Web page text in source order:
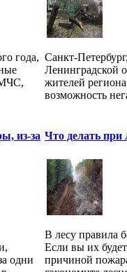
года,
МЧС,
Санкт-
Ленинградской
жителей
возможность
из-за
одни
Что делать при
В лесу правила
Если вы их
причиной